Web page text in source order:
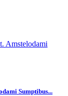
Sumptibus...